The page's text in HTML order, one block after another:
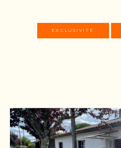
EXCLUSIVITÉ